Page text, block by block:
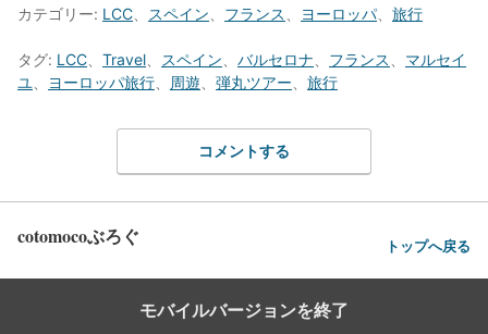
カテゴリー: LCC スペイン フランス ヨーロッパ 旅行
タグ: LCC Travel スペイン バルセロナ フランス
マルセイ
ユ
ヨーロッパ旅行 周遊 弾丸ツアー 旅行
コメントする
cotomocoぶろぐ トップへ戻る
モバイルバージョンを終了